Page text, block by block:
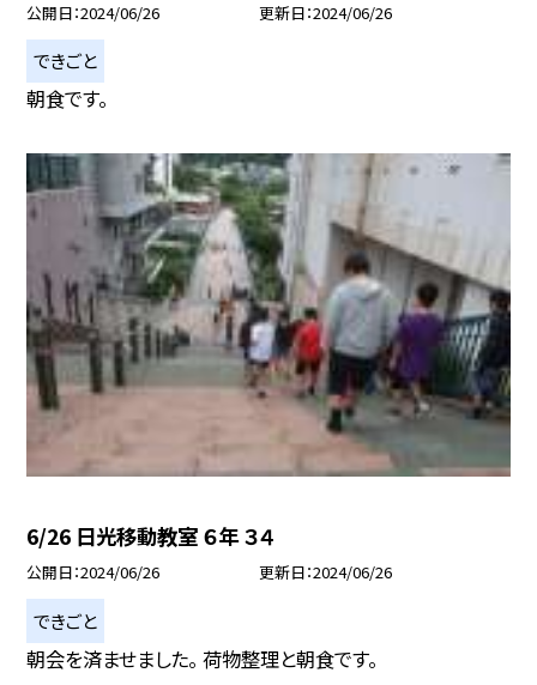
公開日 2024/06/26 更新日 2024/06/26
できごと
朝食です。
6/26 日光移動教室 ６年 ３４
公開日 2024/06/26 更新日 2024/06/26
できごと
朝会を済ませました。 荷物整理と朝食です。